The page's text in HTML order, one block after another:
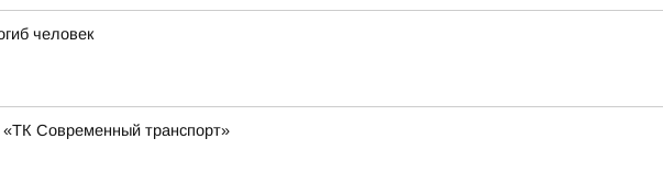
человек
Современный транспорт»